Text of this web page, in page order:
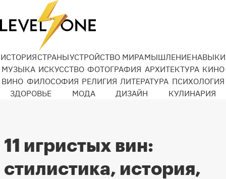
ИСТОРИЯСТРАНЫУСТРОЙСТВО МИРАМЫШЛЕНИЕНАВЫКИ
МУЗЫКА ИСКУССТВО ФОТОГРАФИЯ АРХИТЕКТУРА КИНО
ВИНО ФИЛОСОФИЯ РЕЛИГИЯ ЛИТЕРАТУРА ПСИХОЛОГИЯ
ЗДОРОВЬЕ
МОДА ДИЗАЙН КУЛИНАРИЯ
11 игристых вин:
стилистика, история,